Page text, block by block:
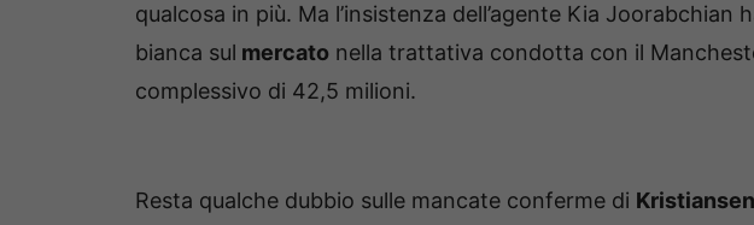
qualcosa in più. Ma l’insistenza dell’agente Kia Joorabchian
bianca sul mercato nella trattativa condotta con il
complessivo di 42,5 milioni.
Resta qualche dubbio sulle mancate conferme di Kristiansen